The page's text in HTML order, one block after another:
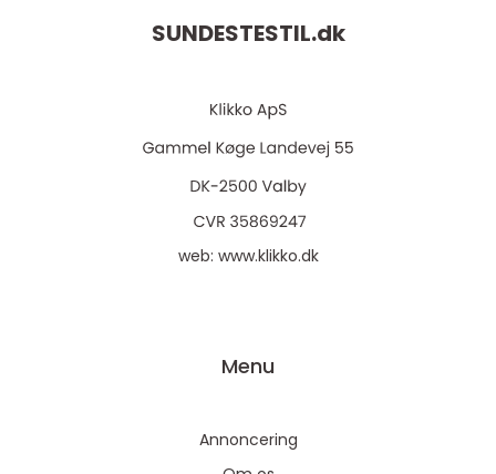
SUNDESTESTIL.dk
web: www.klikko.dk
Menu
Annoncering